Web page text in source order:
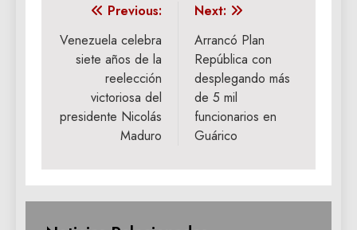
Navegación
de
entradas
Previous:
Venezuela celebra
siete años de la
reelección
victoriosa del
presidente Nicolás
Maduro
Next:
Arrancó Plan
República con
desplegando más
de 5 mil
funcionarios en
Guárico